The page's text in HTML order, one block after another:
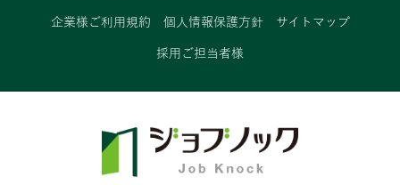
企業様ご利用規約 個人情報保護方針 サイトマップ
採用ご担当者様